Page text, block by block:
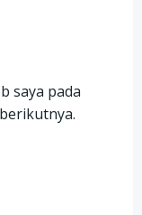
saya pada